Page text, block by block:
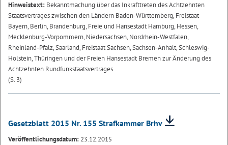
Hinweistext: Bekanntmachung über das Inkrafttreten des Achtzehnten
Staatsvertrages zwischen den Ländern Baden-Württemberg, Freistaat
Bayern, Berlin, Brandenburg, Freie und Hansestadt Hamburg, Hessen,
Mecklenburg-Vorpommern, Niedersachsen, Nordrhein-Westfalen,
Rheinland-Pfalz, Saarland, Freistaat Sachsen, Sachsen-Anhalt, Schleswig-
Holstein, Thüringen und der Freien Hansestadt Bremen zur Änderung des
Achtzehnten Rundfunkstaatsvertrages
(S. 3)
Gesetzblatt 2015 Nr. 155 Strafkammer Brhv
Veröffentlichungsdatum: 23.12.2015